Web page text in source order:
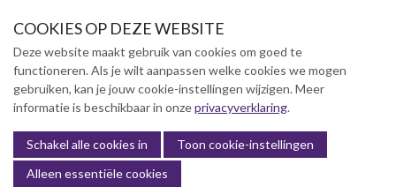
Menu
Over NVBK
NVBK Leden
Lidmaatschap
Kennisbank
COOKIES OP DEZE WEBSITE
Deze website maakt gebruik van cookies om goed te
functioneren. Als je wilt aanpassen welke cookies we mogen
gebruiken, kan je jouw cookie-instellingen wijzigen. Meer
informatie is beschikbaar in onzeprivacyverklaring.
Schakel alle cookies in
Toon cookie-instellingen
Alleen essentiële cookies